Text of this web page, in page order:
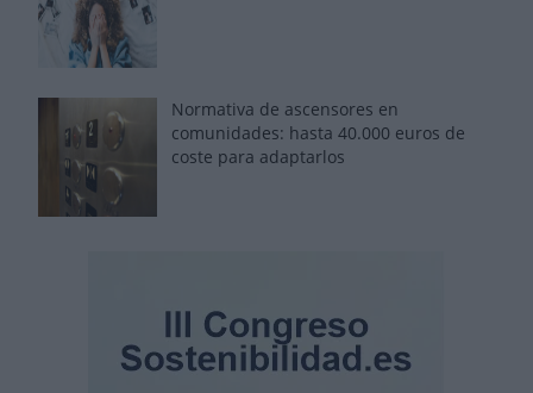
Normativa de ascensores en
comunidades: hasta 40.000 euros de
coste para adaptarlos